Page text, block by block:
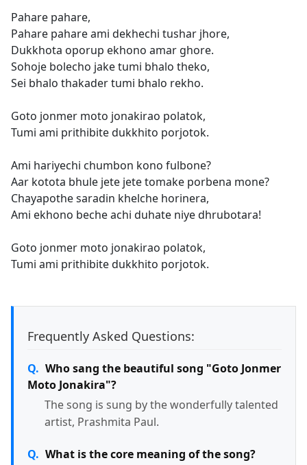
Pahare pahare,
Pahare pahare ami dekhechi tushar jhore,
Dukkhota oporup ekhono amar ghore.
Sohoje bolecho jake tumi bhalo theko,
Sei bhalo thakader tumi bhalo rekho.
Goto jonmer moto jonakirao polatok,
Tumi ami prithibite dukkhito porjotok.
Ami hariyechi chumbon kono fulbone?
Aar kotota bhule jete jete tomake porbena mone?
Chayapothe saradin khelche horinera,
Ami ekhono beche achi duhate niye dhrubotara!
Goto jonmer moto jonakirao polatok,
Tumi ami prithibite dukkhito porjotok.
Frequently Asked Questions:
Who sang the beautiful song "Goto Jonmer
Moto Jonakira"?
The song is sung by the wonderfully talented
artist, Prashmita Paul.
What is the core meaning of the song?